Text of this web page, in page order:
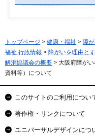
トップページ > 健康・福祉 > 障
福祉 行政情報 > 障がいを理由と
解消協議会の概要 > 大阪府障が
資料等）について
このサイトのご利用につい
著作権・リンクについて
ユニバーサルデザインにつ